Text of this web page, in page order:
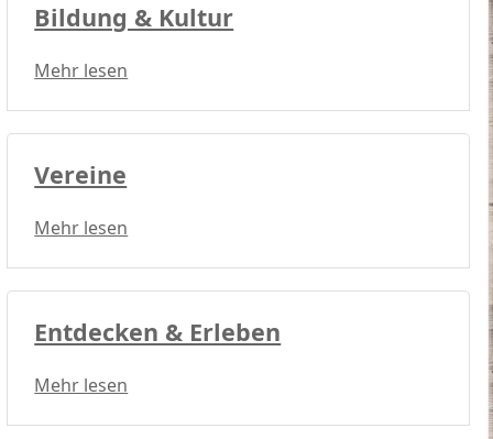
Bildung & Kultur
Mehr lesen
Vereine
Mehr lesen
Entdecken & Erleben
Mehr lesen